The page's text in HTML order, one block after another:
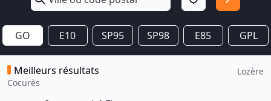
GO E10 SP95 SP98 E85 GPL
Meilleurs résultats
Cocurès
Lozère